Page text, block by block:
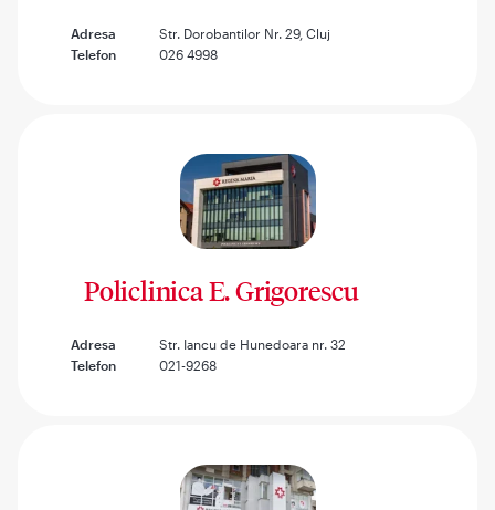
Adresa
Str. Dorobantilor Nr. 29, Cluj
Telefon
026 4998
Policlinica E. Grigorescu
Adresa
Str. Iancu de Hunedoara nr. 32
Telefon
021-9268